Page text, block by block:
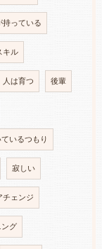
持っている
キル
人は育つ 後輩
いるつもり
寂しい
チェンジ
グ